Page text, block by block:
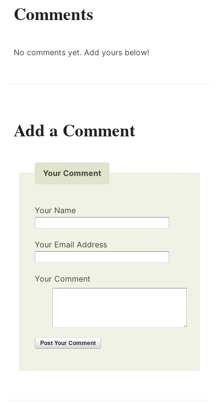
Comments
No comments yet. Add yours below!
Add a Comment
Your Comment
Your Name
Your Email Address
Your Comment
PostYour Comment